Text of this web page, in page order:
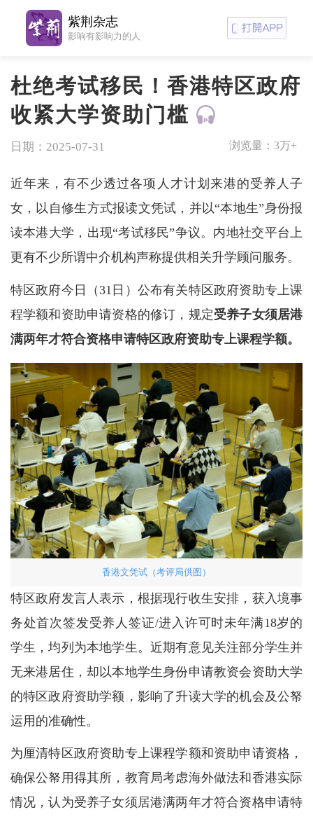
杜绝考试移民！香港特区政府
收紧大学资助门槛
日期：2025-07-31 浏览量： 3万+
近年来，有不少透过各项人才计划来港的受养人子
女，以自修生方式报读文凭试，并以“本地生”身份报
读本港大学，出现“考试移民”争议。内地社交平台上
更有不少所谓中介机构声称提供相关升学顾问服务。
特区政府今日（31日）公布有关特区政府资助专上课
程学额和资助申请资格的修订，规定受养子女须居港
满两年才符合资格申请特区政府资助专上课程学额。
香港文凭试（考评局供图）
特区政府发言人表示，根据现行收生安排，获入境事
务处首次签发受养人签证/进入许可时未年满18岁的
学生，均列为本地学生。近期有意见关注部分学生并
无来港居住，却以本地学生身份申请教资会资助大学
的特区政府资助学额，影响了升读大学的机会及公帑
运用的准确性。
为厘清特区政府资助专上课程学额和资助申请资格，
确保公帑用得其所，教育局考虑海外做法和香港实际
情况，认为受养子女须居港满两年才符合资格申请特
紫荆杂志
影响有影响力的人